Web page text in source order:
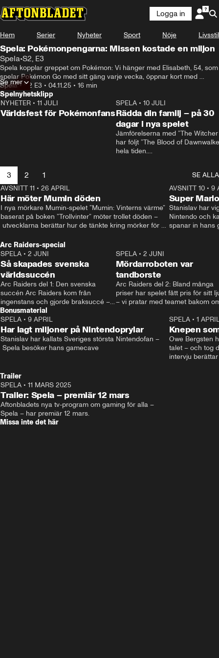
Logga in
Hem Serier Nyheter Sport Nöje Livsstil
Spela: Pokémonpengarna: Missen kostade en miljon
Spela•S2, E3
Spela kopplar greppet om Pokémon: Vi hänger med Elisabeth, 54, som
spelar Pokémon Go med sitt gäng varje vecka, öppnar kort med
samlaren och Tiktokprofilen Amar (@rare.holos) och pratar
animeserien med Dick Eriksson som spelade Ash i 25 år. Dessutom:
Så bra är det nya spelet till Switch,
Spela• S2 E3 • 04.11.25 • 16 min
Se mer
Spelnyhetsklipp
NYHETER • 11 JULI
Världsfest för Pokémonfans
SPELA• 10 JULI
Rädda din familj – på 30
dagar i nya spelet
Jämförelserna med ”The Witcher
har följt ”The Blood of
hela tiden.
– Redan från början förstod vi att
behövde vår egen identitet, säger
3 2 1
SE ALLA
AVSNITT 11 • 26 APRIL
Här möter Mumin döden
I nya mörkare Mumin-spelet ”Mumin: Vinterns värme”
baserat på boken ”Trollvinter” möter trollet döden –
utvecklarna berättar hur de tänkte kring mörker för
spela@aftonbladet.se
AVSNITT 10• 9
Super
Stanislav har
Nintendo och
spanar in hans
Arc Raiders-special
SPELA • 2 JUNI
Så skapades svenska
världssuccén
Arc Raiders del 1: Den svenska
succén Arc Raiders kom från
ingenstans och gjorde braksuccé –
men vad är egentligen förklaringen
bakom?
SPELA• 2 JUNI
Mördarroboten var
tandborste
Arc Raiders del 2: Bland många
priser har spelet fått pris för sitt
– vi pratar med teamet bakom
Bonusmaterial
SPELA • 9 APRIL
Har lagt miljoner på Nintendoprylar
Stanislav har kallats Sveriges största Nintendofan –
Spela besöker hans gamecave
SPELA• 1
Knepen
Owe Bergsten
talet – och tog
intervju
Trailer
SPELA • 11 MARS 2025
Trailer: Spela – premiär 12 mars
Aftonbladets nya tv-program om gaming för alla –
Spela – har premiär 12 mars.
Missa inte det här